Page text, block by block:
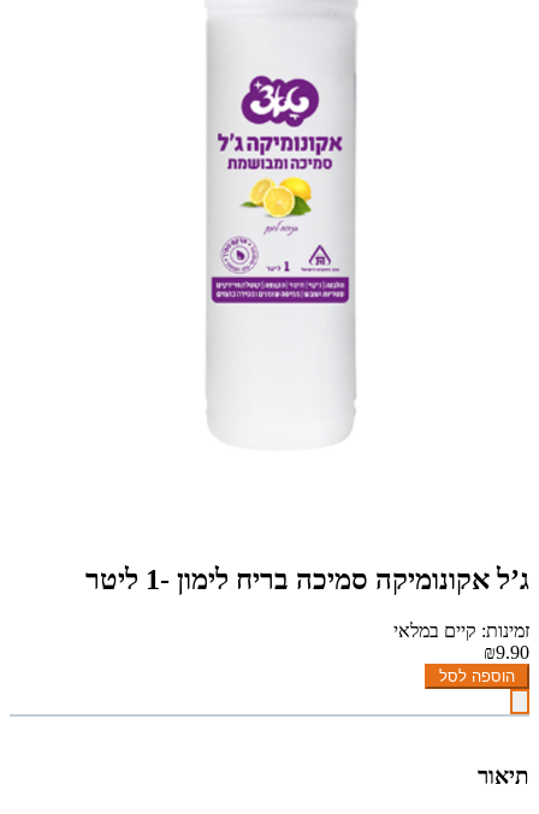
ג’ל אקונומיקה סמיכה בריח לימון -1 ליטר
זמינות: קיים במלאי
₪9.90
הוספה לסל
תיאור